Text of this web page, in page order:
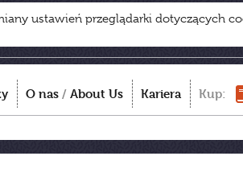
ustawień przeglądarki dotyczących
O nas / About Us Kariera Kup: